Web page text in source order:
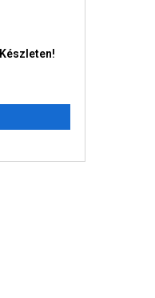
Készleten!